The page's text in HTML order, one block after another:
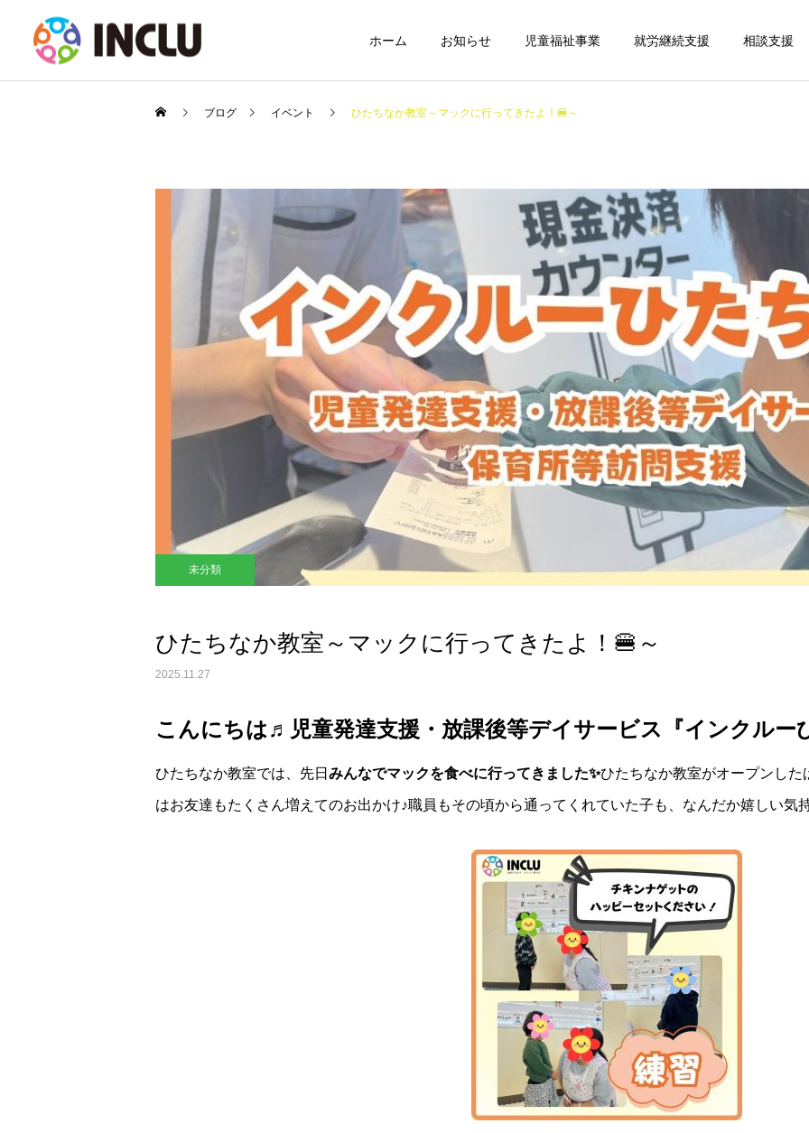
ホーム お知らせ 児童福祉事業 就労継続支援 相談支援
ブログ イベント ひたちなか教室～マックに行ってきたよ！🍔～
未分類
ひたちなか教室～マックに行ってきたよ！🍔～
2025.11.27
こんにちは♬児童発達支援・放課後等デイサービス『インクルー
ひたちなか教室では、先日 みんなでマックを食べに行ってきました✨ひたちなか教室がオープンした
はお友達もたくさん増えてのお出かけ♪職員もその頃から通ってくれていた子も、なんだか嬉しい気